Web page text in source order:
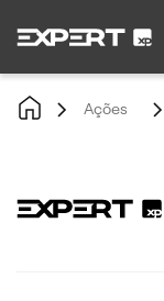
Ações